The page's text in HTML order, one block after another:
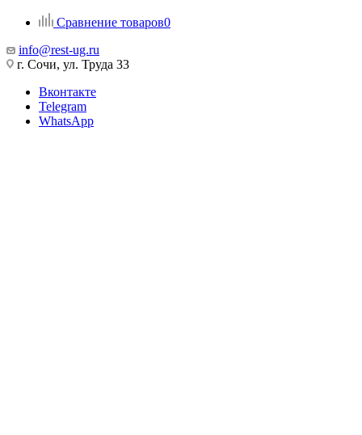
Сравнение товаров0
info@rest-ug.ru
г. Сочи, ул. Труда 33
Вконтакте
Telegram
WhatsApp